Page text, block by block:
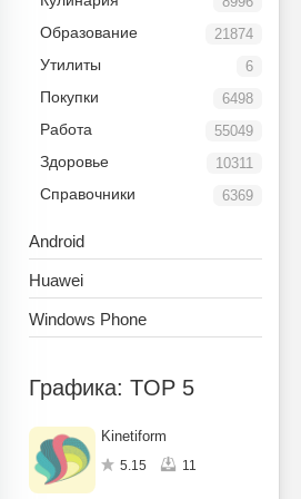
21874
Образование
6
Утилиты
6498
Покупки
55049
Работа
10311
Здоровье
6369
Справочники
Android
Huawei
Windows Phone
Графика: TOP 5
Kinetiform
5.15 11